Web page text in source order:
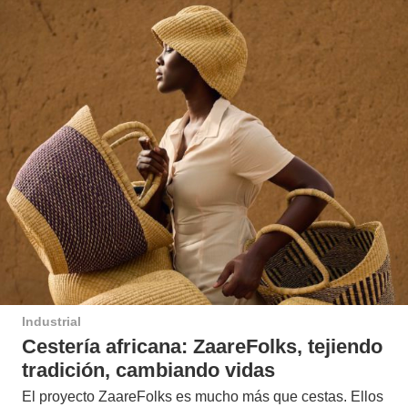
Industrial
Cestería africana: ZaareFolks, tejiendo
tradición, cambiando vidas
El proyecto ZaareFolks es mucho más que cestas. Ellos